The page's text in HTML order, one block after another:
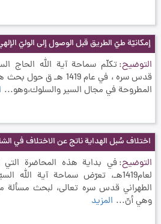
إمكانيّة طيّ الطريق قبل الوصول إلى الوليّ
التوضيح تكلّم سماحة آية الله الحاج
قدس سره ، في عام 1419
المطروحة في مجال السير والسلوك،وهو...
اختلاف سُبل الهداية ناتج عن الاختلاف في
التوضيح
لعام1419هـ، تعرّض سماحة آية
الطهراني قدس سره تعالى، لبحث مسألة
وهي أنّ... المزيد